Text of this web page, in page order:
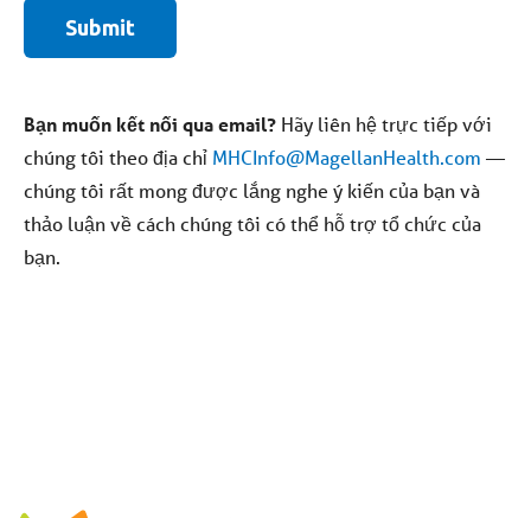
Bạn muốn kết nối qua email? Hãy liên hệ trực tiếp với
chúng tôi theo địa chỉ MHCInfo@MagellanHealth.com —
chúng tôi rất mong được lắng nghe ý kiến của bạn và
thảo luận về cách chúng tôi có thể hỗ trợ tổ chức của
bạn.